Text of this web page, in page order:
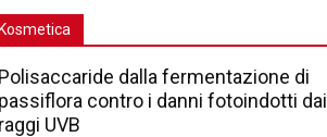
dalla fermentazione di
contro i danni fotoindotti dai
UVB